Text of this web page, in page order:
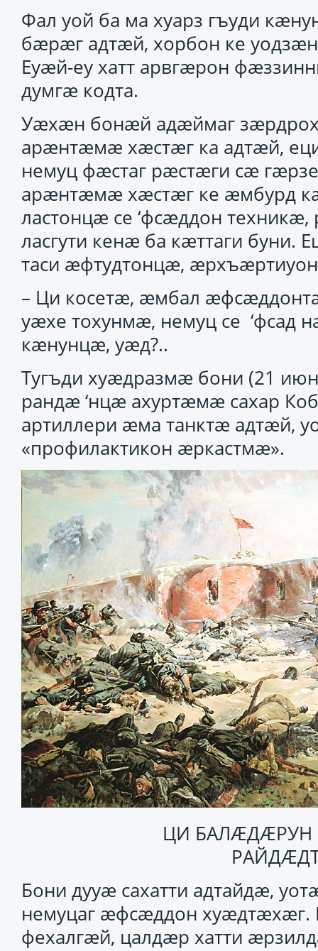
Фал уой ба ма хуарз гъуди
бӕрӕг адтӕй, хорбон ке
Еуӕй-еу хатт арвгӕрон
думгӕ кодта.
Уӕхӕн бонӕй адӕймаг
арӕнтӕмӕ хӕстӕг ка адтӕй,
немуц фӕстаг рӕстӕги сӕ
арӕнтӕмӕ хӕстӕг ке ӕмбурд
ластонцӕ се ‘фсӕддон
ласгути кенӕ ба кӕттаги
таси ӕфтудтонцӕ,
– Ци косетӕ, ӕмбал
уӕхе тохунмӕ, немуц се
кӕнунцӕ, уӕд?..
Тугъди хуӕдразмӕ бони (21
рандӕ ‘нцӕ ахуртӕмӕ сахар
артиллери ӕма танктӕ адтӕй,
«профилактикон ӕркастмӕ».
ЦИ
Бони дууӕ сахатти адтайдӕ,
немуцаг ӕфсӕддон
фехалгӕй, цалдӕр хатти